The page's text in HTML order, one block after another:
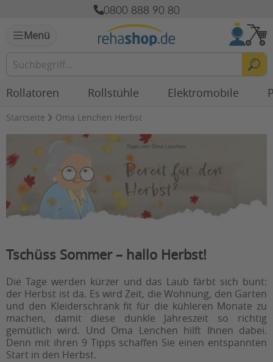
0800 888 90 80
Menü
Rollatoren Rollstühle Elektromobile
Startseite Oma Lenchen Herbst
Tschüss Sommer – hallo Herbst!
Die Tage werden kürzer und das Laub färbt sich bunt:
der Herbst ist da. Es wird Zeit, die Wohnung, den Garten
und den Kleiderschrank fit für die kühleren Monate zu
machen, damit diese dunkle Jahreszeit so richtig
gemütlich wird. Und Oma Lenchen hilft Ihnen dabei.
Denn mit ihren 9 Tipps schaffen Sie einen entspannten
Start in den Herbst.